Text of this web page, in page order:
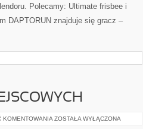
Polecamy: Ultimate frisbee i
DAPTORUN znajduje się gracz –
KOMENTOWANIA ZIELONE
ZOSTAŁA WYŁĄCZONA